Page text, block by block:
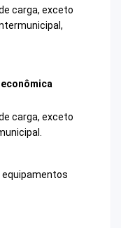
carga, exceto
carga, exceto
equipamentos